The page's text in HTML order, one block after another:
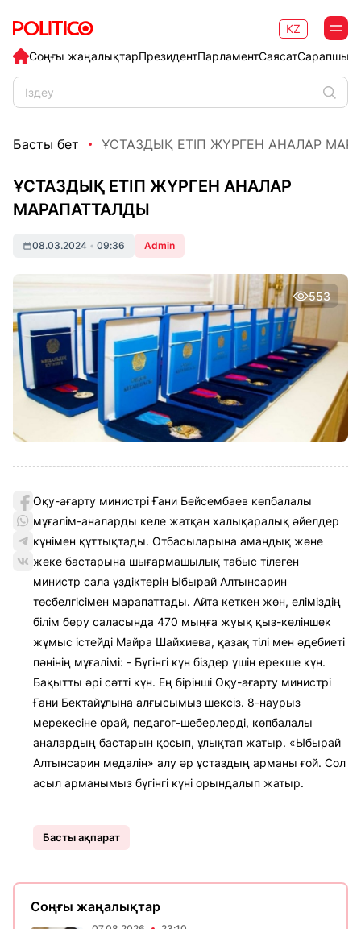
Соңғы жаңалықтарПрезидентПарламентСаясат
KZ
Басты бет ҰСТАЗДЫҚ ЕТІП ЖҮРГЕН АНАЛАР
ҰСТАЗДЫҚ ЕТІП ЖҮРГЕН АНАЛАР
МАРАПАТТАЛДЫ
08.03.2024 • 09:36 Admin
553
Оқу-ағарту министрі Ғани Бейсембаев көпбалалы
мұғалім-аналарды келе жатқан халықаралық әйелдер
күнімен құттықтады. Отбасыларына амандық және
жеке бастарына шығармашылық табыс тілеген
министр сала үздіктерін Ыбырай Алтынсарин
төсбелгісімен марапаттады. Айта кеткен жөн, еліміздің
білім беру саласында 470 мыңға жуық қыз-келіншек
жұмыс істейді Майра Шайхиева, қазақ тілі мен әдебиеті
пәнінің мұғалімі: - Бүгінгі күн біздер үшін ерекше күн.
Бақытты әрі сәтті күн. Ең бірінші Оқу-ағарту министрі
Ғани Бектайұлына алғысымыз шексіз. 8-наурыз
мерекесіне орай, педагог-шеберлерді, көпбалалы
аналардың бастарын қосып, ұлықтап жатыр. «Ыбырай
Алтынсарин медалін» алу әр ұстаздың арманы ғой. Сол
асыл арманымыз бүгінгі күні орындалып жатыр.
Басты ақпарат
Соңғы жаңалықтар